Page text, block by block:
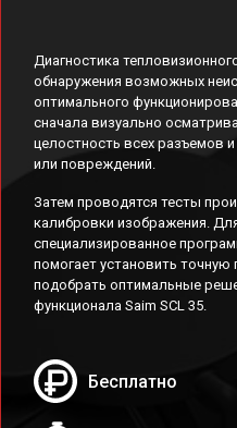
Диагностика
обнаружения возможных
оптимального
сначала визуально
целостность всех разъемов
или повреждений.
Затем проводятся тесты
калибровки изображения.
специализированное
помогает установить
подобрать оптимальные
функционала Saim SCL 35.
Бесплатно